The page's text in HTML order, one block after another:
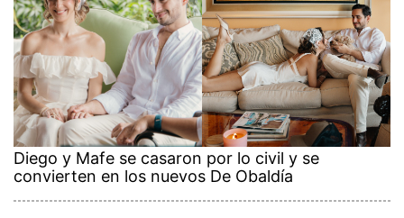
Diego y Mafe se casaron por lo civil y se
convierten en los nuevos De Obaldía